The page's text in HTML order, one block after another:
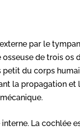
par le
osseuse de trois os
petit du corps
la propagation et
La cochlée